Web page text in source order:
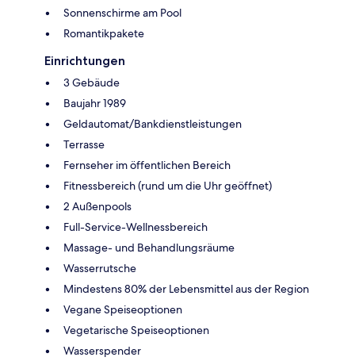
Sonnenschirme am Pool
Romantikpakete
Einrichtungen
3 Gebäude
Baujahr 1989
Geldautomat/Bankdienstleistungen
Terrasse
Fernseher im öffentlichen Bereich
Fitnessbereich (rund um die Uhr geöffnet)
2 Außenpools
Full-Service-Wellnessbereich
Massage- und Behandlungsräume
Wasserrutsche
Mindestens 80% der Lebensmittel aus der Region
Vegane Speiseoptionen
Vegetarische Speiseoptionen
Wasserspender